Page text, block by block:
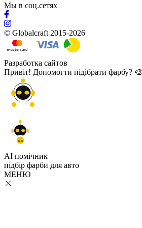
Мы в соц.сетях
© Globalcraft 2015-2026
Разработка сайтов
Привіт! Допомогти підібрати фарбу? 🎨
GC
AI помічник
підбір фарби для авто
МЕНЮ